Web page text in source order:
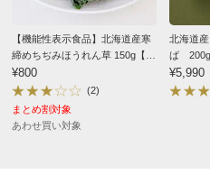
【機能性表示食品】北海道産寒
締めちぢみほうれん草 150g【簡
単便利】
¥800
(2)
まとめ割対象
あわせ買い対象
北海道
ば
¥5,990